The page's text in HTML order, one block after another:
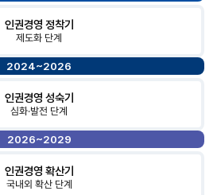
인권경영 정착기
제도화 단계
2024~2026
인권경영 성숙기
심화·발전 단계
2026~2029
인권경영 확산기
국내외 확산 단계